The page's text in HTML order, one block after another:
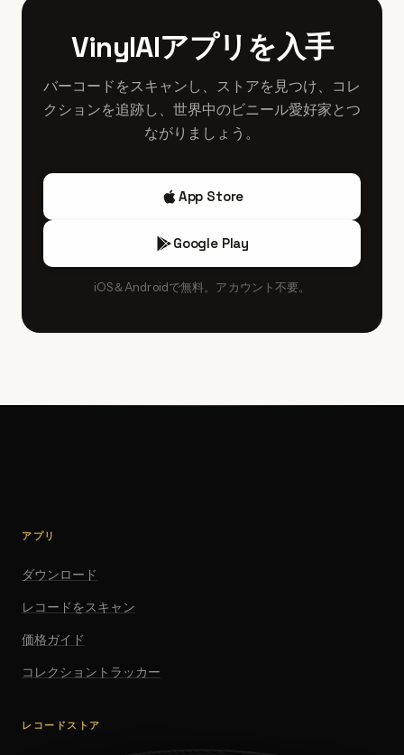
洋岸北西部のグランジやriot grrrlムーブメント、地域のフォ
ーク／アメリカーナ作品も良好な状態で多く見つかりま
す。湿度管理やコレクター文化のおかげで、ここでのオリ
ジナルプレスは他所より状態が良いことがしばしばありま
VinylAIアプリを入手
バーコードをスキャンし、ストアを見つけ、コレ
クションを追跡し、世界中のビニール愛好家とつ
ながりましょう。
App Store
Google Play
iOS＆Androidで無料。アカウント不要。
アプリ
ダウンロード
レコードをスキャン
価格ガイド
コレクショントラッカー
レコードストア